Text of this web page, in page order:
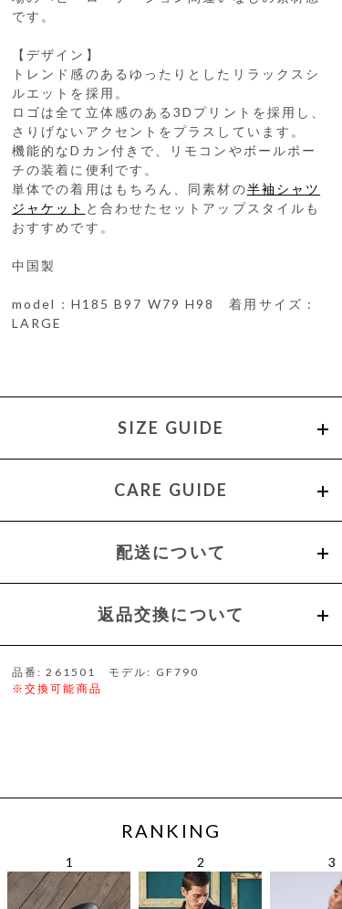
です。
【デザイン】
トレンド感のあるゆったりとしたリラックスシ
ルエットを採用。
ロゴは全て立体感のある3Dプリントを採用し、
さりげないアクセントをプラスしています。
機能的なDカン付きで、リモコンやボールポー
チの装着に便利です。
単体での着用はもちろん、同素材の半袖シャツ
ジャケット と合わせたセットアップスタイルも
おすすめです。
中国製
model：H185 B97 W79 H98 着用サイズ：
LARGE
SIZE GUIDE
CARE GUIDE
配送について
返品交換について
品番: 261501 モデル: GF790
※交換可能商品
RANKING